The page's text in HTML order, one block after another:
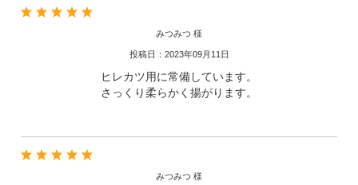
みつみつ 様
投稿日：2023年09月11日
ヒレカツ用に常備しています。
さっくり柔らかく揚がります。
みつみつ 様